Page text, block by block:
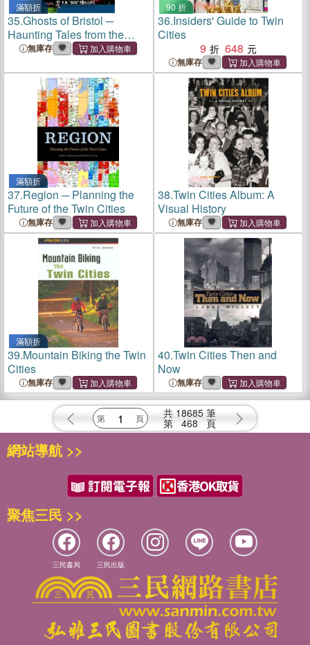
滿額折
35.Ghosts of Bristol ─
Haunting Tales from the
Twin Cities
無庫存
90 折
36.Insiders' Guide to Twin
Cities
9
648
無庫存
滿額折
37.Region ─ Planning the
Future of the Twin Cities
無庫存
38.Twin Cities Album: A
Visual History
無庫存
滿額折
39.Mountain Biking the Twin
Cities
無庫存
40.Twin Cities Then and
Now
無庫存
共 18685 筆
第 468 頁
網站導航 >>
聚焦三民 >>
三民書局 三民出版